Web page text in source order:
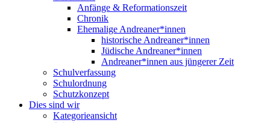
Anfänge & Reformationszeit
Chronik
Ehemalige Andreaner*innen
historische Andreaner*innen
Jüdische Andreaner*innen
Andreaner*innen aus jüngerer Zeit
Schulverfassung
Schulordnung
Schutzkonzept
Dies sind wir
Kategorieansicht